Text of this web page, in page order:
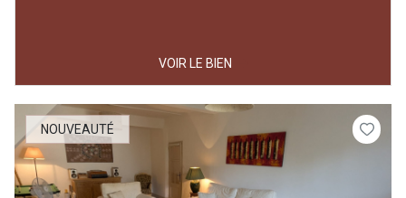
VOIR LE BIEN
NOUVEAUTÉ